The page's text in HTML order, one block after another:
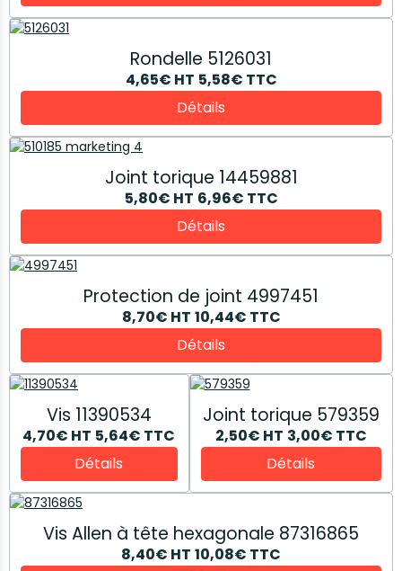
Rondelle 5126031
4,65€ HT 5,58€ TTC
Détails
Joint torique 14459881
5,80€ HT 6,96€ TTC
Détails
Protection de joint 4997451
8,70€ HT 10,44€ TTC
Détails
Vis 11390534
4,70€ HT 5,64€ TTC
Détails
Joint torique 579359
2,50€ HT 3,00€ TTC
Détails
Vis Allen à tête hexagonale 87316865
8,40€ HT 10,08€ TTC